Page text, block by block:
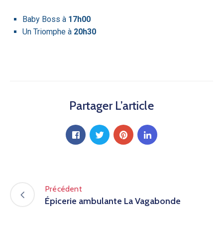
Baby Boss à 17h00
Un Triomphe à 20h30
Partager L’article
Précédent
Épicerie ambulante La Vagabonde